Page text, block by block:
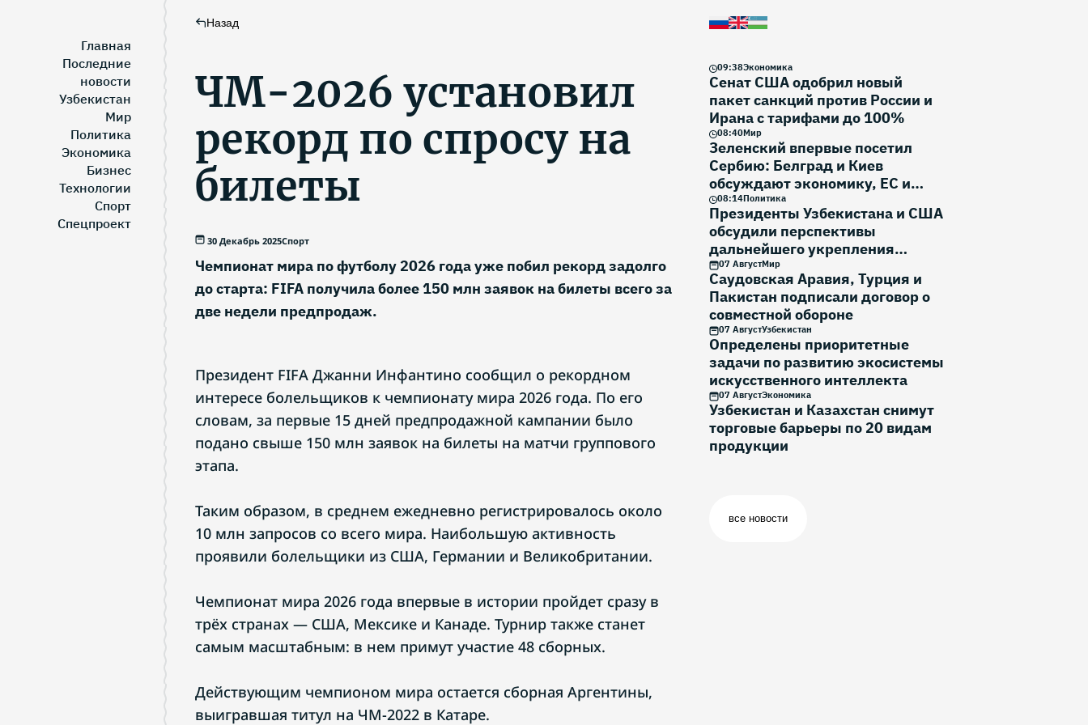
Главная
Последние
новости
Узбекистан
Мир
Политика
Экономика
Бизнес
Технологии
Спорт
Спецпроект
Назад
ЧМ-2026 установил
рекорд по спросу на
билеты
30 Декабрь 2025Спорт
Чемпионат мира по футболу 2026 года уже побил рекорд задолго
до старта: FIFA получила более 150 млн заявок на билеты всего за
две недели предпродаж.
Президент FIFA Джанни Инфантино сообщил о рекордном
интересе болельщиков к чемпионату мира 2026 года. По его
словам, за первые 15 дней предпродажной кампании было
подано свыше 150 млн заявок на билеты на матчи группового
этапа.
Таким образом, в среднем ежедневно регистрировалось около
10 млн запросов со всего мира. Наибольшую активность
проявили болельщики из США, Германии и Великобритании.
Чемпионат мира 2026 года впервые в истории пройдет сразу в
трёх странах — США, Мексике и Канаде. Турнир также станет
самым масштабным: в нем примут участие 48 сборных.
Действующим чемпионом мира остается сборная Аргентины,
выигравшая титул на ЧМ-2022 в Катаре.
09:38Экономика
Сенат США одобрил новый
пакет санкций против России и
Ирана с тарифами до 100%
08:40Мир
Зеленский впервые посетил
Сербию: Белград и Киев
обсуждают экономику, ЕС и
безопасность
08:14Политика
Президенты Узбекистана и США
обсудили перспективы
дальнейшего укрепления
двусторонних отношений
07 АвгустМир
Саудовская Аравия, Турция и
Пакистан подписали договор о
совместной обороне
07 АвгустУзбекистан
Определены приоритетные
задачи по развитию экосистемы
искусственного интеллекта
07 АвгустЭкономика
Узбекистан и Казахстан снимут
торговые барьеры по 20 видам
продукции
все новости